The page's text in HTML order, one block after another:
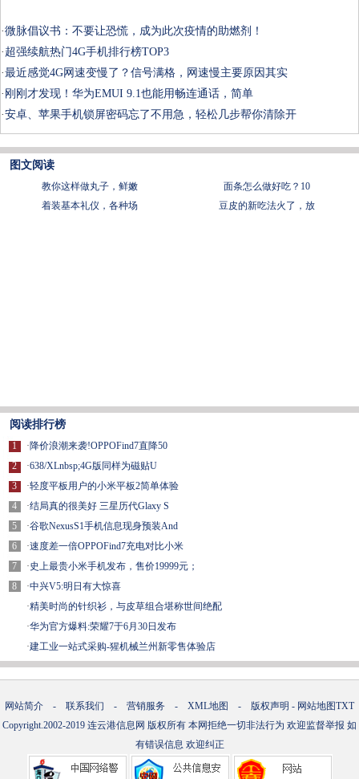
·微脉倡议书：不要让恐慌，成为此次疫情的助燃剂！
· 超强续航热门4G手机排行榜TOP3
·最近感觉4G网速变慢了？信号满格，网速慢主要原因其实
· 刚刚才发现！华为EMUI 9.1也能用畅连通话，简单
·安卓、苹果手机锁屏密码忘了不用急，轻松几步帮你清除开
图文阅读
教你这样做丸子，鲜嫩
面条怎么做好吃？10
着装基本礼仪，各种场
豆皮的新吃法火了，放
阅读排行榜
1
2
3
4
5
6
7
8
·降价浪潮来袭!OPPOFind7直降50
·638/XLnbsp;4G版同样为磁贴U
·轻度平板用户的小米平板2简单体验
·结局真的很美好 三星历代Glaxy S
·谷歌NexusS1手机信息现身预装And
·速度差一倍OPPOFind7充电对比小米
·史上最贵小米手机发布，售价19999元；
·中兴V5:明日有大惊喜
·精美时尚的针织衫，与皮草组合堪称世间绝配
·华为官方爆料:荣耀7于6月30日发布
·建工业一站式采购-猩机械兰州新零售体验店
网站简介 - 联系我们 - 营销服务 - XML地图 - 版权声明 - 网站地图TXT
Copyright.2002-2019 连云港信息网 版权所有 本网拒绝一切非法行为 欢迎监督举报 如
有错误信息 欢迎纠正